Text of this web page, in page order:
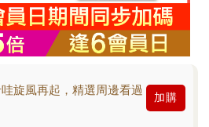
旋風再起，精選周邊看過
加購